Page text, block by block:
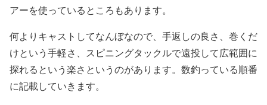
アーを使っているところもあります。
何よりキャストしてなんぼなので、手返しの良さ、巻くだ
けという手軽さ、スピニングタックルで遠投して広範囲に
探れるという楽さというのがあります。数釣っている順番
に記載していきます。